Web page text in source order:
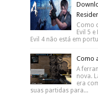
Como
Evil 5
Evil 4 não está em
Como
A
nova.
era
suas partidas para...